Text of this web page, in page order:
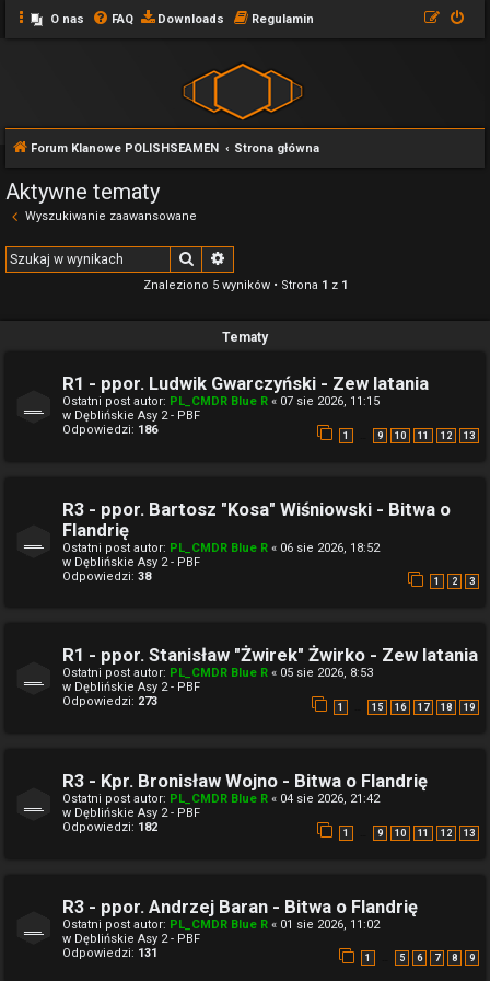
O nas FAQ Downloads Regulamin
Forum Klanowe POLISHSEAMEN Strona główna
Aktywne tematy
Wyszukiwanie zaawansowane
Szukaj
Znaleziono 5 wyników • Strona 1 z 1
Tematy
R1 - ppor. Ludwik Gwarczyński - Zew latania
Ostatni post autor: PL_CMDR Blue R « 07 sie 2026, 11:15
w Dęblińskie Asy 2 - PBF
Odpowiedzi: 186 1 9 10 11 12 13
R3 - ppor. Bartosz "Kosa" Wiśniowski - Bitwa o
Flandrię
Ostatni post autor: PL_CMDR Blue R « 06 sie 2026, 18:52
w Dęblińskie Asy 2 - PBF
Odpowiedzi: 38 1 2 3
R1 - ppor. Stanisław "Żwirek" Żwirko - Zew latania
Ostatni post autor: PL_CMDR Blue R « 05 sie 2026, 8:53
w Dęblińskie Asy 2 - PBF
Odpowiedzi: 273 1 15 16 17 18 19
R3 - Kpr. Bronisław Wojno - Bitwa o Flandrię
Ostatni post autor: PL_CMDR Blue R « 04 sie 2026, 21:42
w Dęblińskie Asy 2 - PBF
Odpowiedzi: 182 1 9 10 11 12 13
R3 - ppor. Andrzej Baran - Bitwa o Flandrię
Ostatni post autor: PL_CMDR Blue R « 01 sie 2026, 11:02
w Dęblińskie Asy 2 - PBF
Odpowiedzi: 131 1 5 6 7 8 9